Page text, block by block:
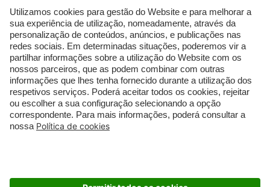
Sérum de Rosto
Body mist & Spray
corporal
Produtos para Cabelo
Homem
Espuma de Limpeza
Facial
Dermocosmética
Perfumes árabes
Novidades
Melhores Perfumes
Femininos
TOP 10: Perfumes
Masculinos
Pestanas Postiças
Creme Rosto Homem
Embalagens Sustentáveis